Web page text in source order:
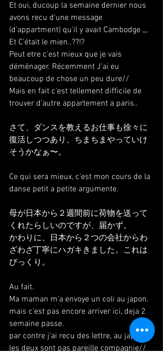
Et oui, ducoup la semaine dernier nous
avons recu d'une message
(d'appartment) qu'il y avait Cambodge ,,,
Et C'était le mien..??!?
Peut etre c'est mieux que je vais
déménager. Récemment J'ai eu
beaucoup de chose un peu dure//
Mais en fait c'est tellement difficile de
trouver d'autre appartement a paris..
さて、ダンスを教えるお仕事も徐々に
復活しつつあり、ちまちまやっていけ
そうかなぁ〜。
Ce qui sera mieux, c'est mon cours de la
danse petit a petite argumente.
母が日本から２週間前に荷物を送って
くれたらしいのですが、届かず。
かわりに、日本から２つの会社からわ
ざわざ丁寧にハガキきました。これは
びっくり。
Au fait.
Ma maman m'a envoye un coli au japon.
mais c'est pas encore arriver ici, deja 2
semaine passe.
par contre j'ai recu des lettre, au japon.
les deux sont pas pareille compagnie//